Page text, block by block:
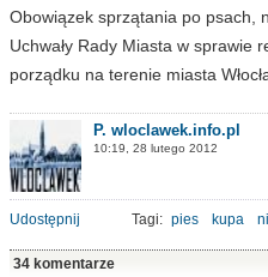
Obowiązek sprzątania po psach,
Uchwały Rady Miasta w sprawie
porządku na terenie miasta
P. wloclawek.info.pl
10:19, 28 lutego 2012
Udostępnij Tagi: pies kupa
34 komentarze